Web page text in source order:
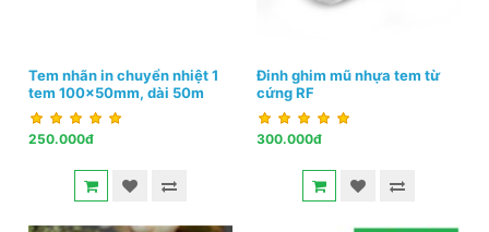
Tem nhãn in chuyển nhiệt 1
tem 100x50mm, dài 50m
250.000đ
Đinh ghim mũ nhựa tem từ
cứng RF
300.000đ